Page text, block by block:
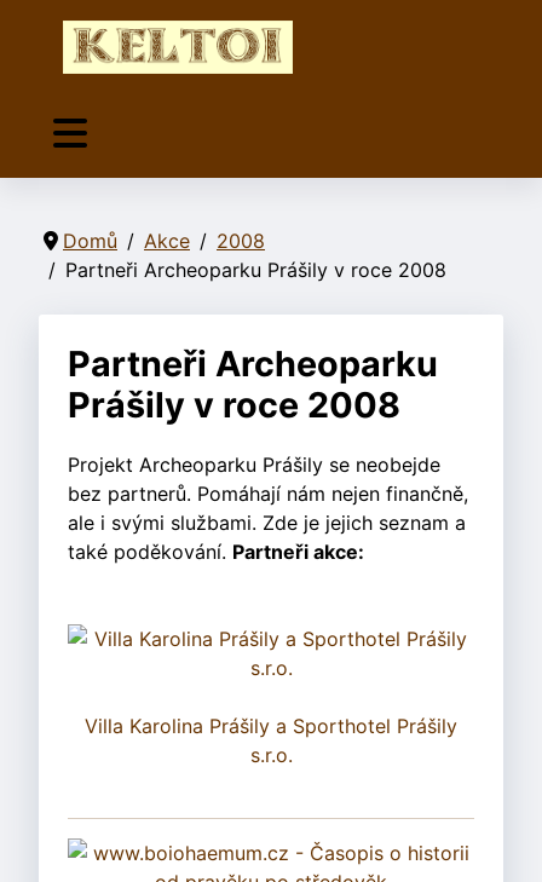
Domů Akce
2008
Partneři Archeoparku Prášily v roce 2008
Partneři Archeoparku
Prášily v roce 2008
Projekt Archeoparku Prášily se neobejde
bez partnerů. Pomáhají nám nejen finančně,
ale i svými službami. Zde je jejich seznam a
také poděkování. Partneři akce:
Villa Karolina Prášily a Sporthotel Prášily
s.r.o.